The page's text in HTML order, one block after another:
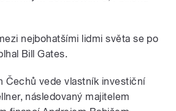
nejbohatšími lidmi světa se po
Bill Gates.
Čechů vede vlastník investiční
následovaný majitelem